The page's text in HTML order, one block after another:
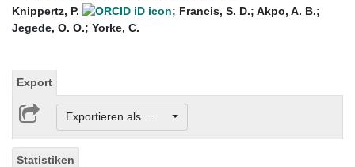
Knippertz, P.
; Francis, S. D.; Akpo, A. B.;
Jegede, O. O.; Yorke, C.
Export
Exportieren als ...
Statistiken